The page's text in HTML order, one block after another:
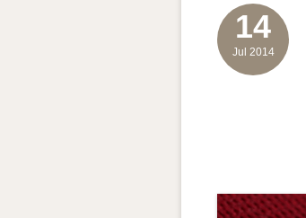
14
Jul 2014